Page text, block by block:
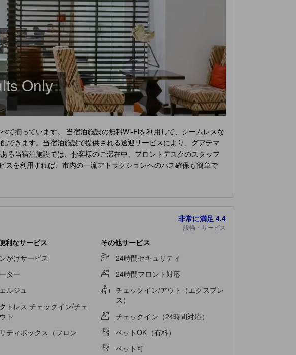
Only
て揃っています。 当宿泊施設の無料Wi-Fiを利用して、シームレスな
できます。当宿泊施設で提供される送迎サービスにより、グアテマ
る当宿泊施設では、お客様のご滞在中、フロントデスクのスタッフ
を利用すれば、市内の一流アトラクションへのパス確保も簡単で
ストリーミング、日刊新聞、テレビがあり、ゲストを楽しませてく
きを潤すことができます。一部の客室のバスルームには、バスロー
す。 施設内のレストランでは、おいしくて利用しやすい食事を選
、旅仲間と出かけるのと同じくらい楽しいものです。 ご滞在中
しいアクティビティが用意されており、滞在中退屈することはあ
とときをお過ごしください。 当宿泊施設のプールサイドでくつろ
ササイズに取り組んだり、汗を流して時差ぼけを解消したりするた
非常に満足 4.4
設備・サービス
利なサービス
がけサービス
ター
ルジュ
トレス チェックイン/チェ
ト
ティボックス（フロン
その他サービス
24時間セキュリティ
24時間フロント対応
チェックイン/アウト（エクスプレ
ス）
チェックイン（24時間対応）
ペットOK（有料）
ペット可